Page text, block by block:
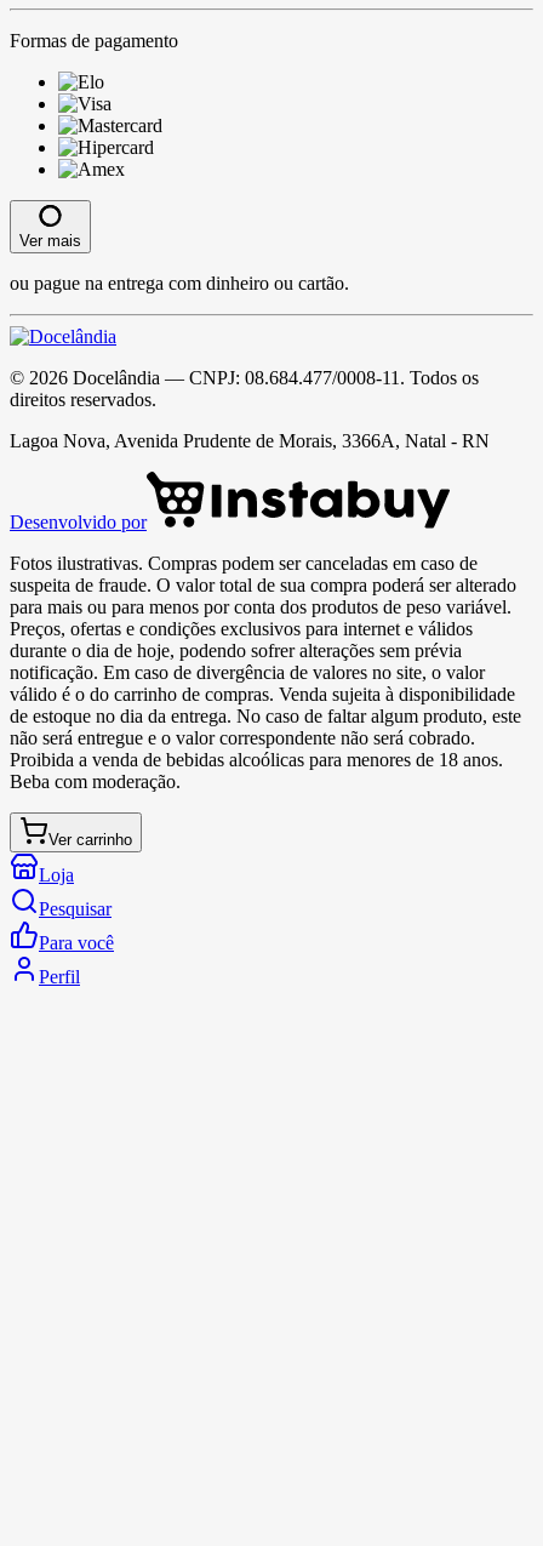
Formas de pagamento
Ver mais
ou pague na entrega com dinheiro ou cartão.
© 2026 Docelândia — CNPJ: 08.684.477/0008-11 . Todos os
direitos reservados.
Lagoa Nova, Avenida Prudente de Morais, 3366A, Natal - RN
Desenvolvido por
Fotos ilustrativas. Compras podem ser canceladas em caso de
suspeita de fraude. O valor total de sua compra poderá ser alterado
para mais ou para menos por conta dos produtos de peso variável.
Preços, ofertas e condições exclusivos para internet e válidos
durante o dia de hoje, podendo sofrer alterações sem prévia
notificação. Em caso de divergência de valores no site, o valor
válido é o do carrinho de compras. Venda sujeita à disponibilidade
de estoque no dia da entrega. No caso de faltar algum produto, este
não será entregue e o valor correspondente não será cobrado.
Proibida a venda de bebidas alcoólicas para menores de 18 anos.
Beba com moderação.
Ver carrinho
Loja
Pesquisar
Para você
Perfil